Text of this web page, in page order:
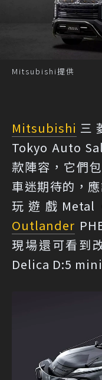
Mitsubishi提供
Mitsubishi 三
Tokyo Auto
款陣容，它們
車迷期待的，
玩遊戲Metal
Outlander
現場還可看到
Delica D:5